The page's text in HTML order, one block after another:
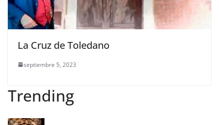
La Cruz de Toledano
septiembre 5, 2023
Trending